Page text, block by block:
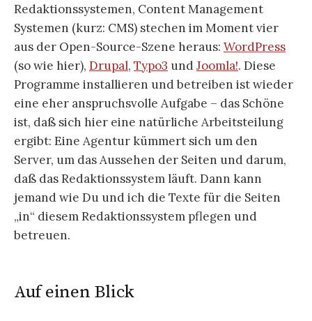
Redaktionssystemen, Content Management
Systemen (kurz: CMS) stechen im Moment vier
aus der Open-Source-Szene heraus: WordPress
(so wie hier), Drupal, Typo3 undJoomla!. Diese
Programme installieren und betreiben ist wieder
eine eher anspruchsvolle Aufgabe – das Schöne
ist, daß sich hier eine natürliche Arbeitsteilung
ergibt: Eine Agentur kümmert sich um den
Server, um das Aussehen der Seiten und darum,
daß das Redaktionssystem läuft. Dann kann
jemand wie Du und ich die Texte für die Seiten
„in“ diesem Redaktionssystem pflegen und
betreuen.
Auf einen Blick